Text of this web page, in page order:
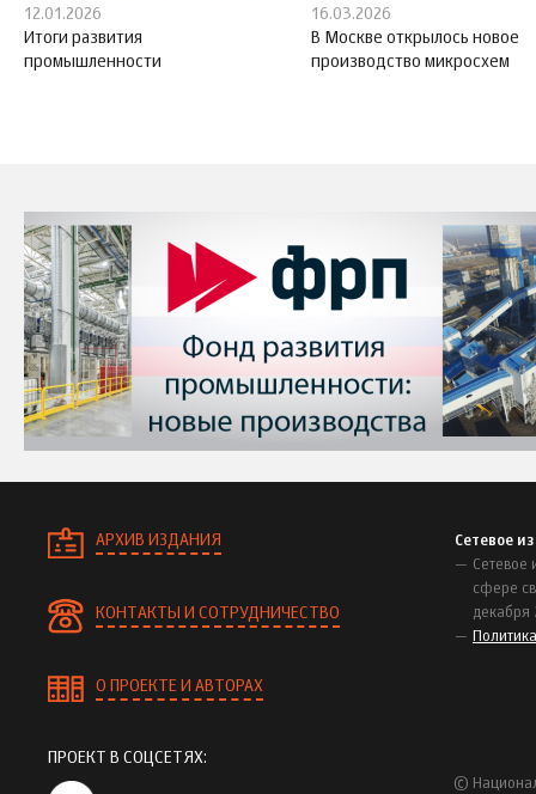
12.01.2026
Итоги развития
промышленности
16.03.2026
В Москве открылось новое
производство микросхем
АРХИВ ИЗДАНИЯ
КОНТАКТЫ И СОТРУДНИЧЕСТВО
О ПРОЕКТЕ И АВТОРАХ
Сетевое
Сетевое
сфере
декабря
ПРОЕКТ В СОЦСЕТЯХ:
©